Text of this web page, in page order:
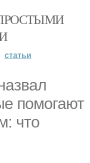
статьи
помогают
что